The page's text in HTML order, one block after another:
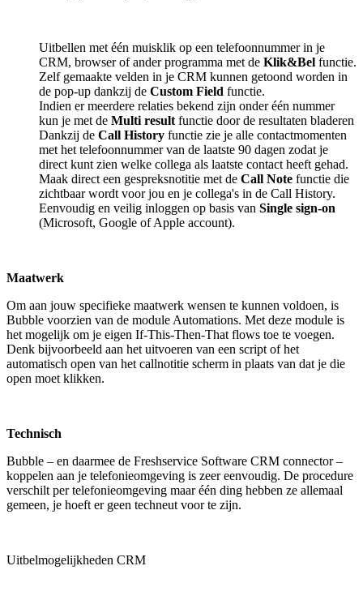
Uitbellen met één muisklik op een telefoonnummer in je
CRM, browser of ander programma met de Klik&Bel functie.
Zelf gemaakte velden in je CRM kunnen getoond worden in
de pop-up dankzij de Custom Field functie.
Indien er meerdere relaties bekend zijn onder één nummer
kun je met de Multi result functie door de resultaten bladeren
Dankzij de Call History functie zie je alle contactmomenten
met het telefoonnummer van de laatste 90 dagen zodat je
direct kunt zien welke collega als laatste contact heeft gehad.
Maak direct een gespreksnotitie met de Call Note functie die
zichtbaar wordt voor jou en je collega's in de Call History.
Eenvoudig en veilig inloggen op basis van Single sign-on
(Microsoft, Google of Apple account).
Maatwerk
Om aan jouw specifieke maatwerk wensen te kunnen voldoen, is
Bubble voorzien van de module Automations. Met deze module is
het mogelijk om je eigen If-This-Then-That flows toe te voegen.
Denk bijvoorbeeld aan het uitvoeren van een script of het
automatisch open van het callnotitie scherm in plaats van dat je die
open moet klikken.
Technisch
Bubble – en daarmee de Freshservice Software CRM connector –
koppelen aan je telefonieomgeving is zeer eenvoudig. De procedure
verschilt per telefonieomgeving maar één ding hebben ze allemaal
gemeen, je hoeft er geen techneut voor te zijn.
Uitbelmogelijkheden CRM